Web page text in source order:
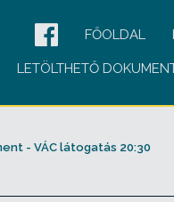
FŐOLDAL
LETÖLTHETŐ
- VÁC látogatás 20:30